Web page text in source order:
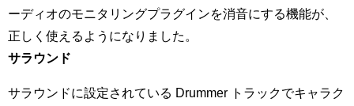
ーディオのモニタリングプラグインを消音にする機能が、
正しく使えるようになりました。
サラウンド
サラウンドに設定されている Drummer トラックでキャラク